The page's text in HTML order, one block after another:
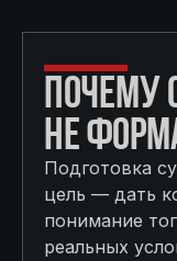
ПОЧЕМУ
НЕ
Подготовка
цель — дать
понимание
реальных